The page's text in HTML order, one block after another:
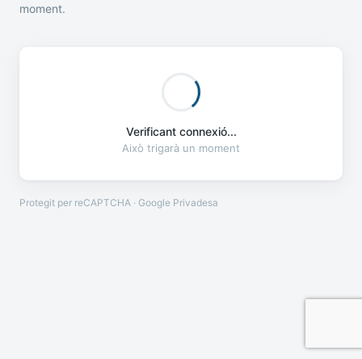
moment.
Verificant connexió...
Això trigarà un moment
Protegit per reCAPTCHA · Google Privadesa